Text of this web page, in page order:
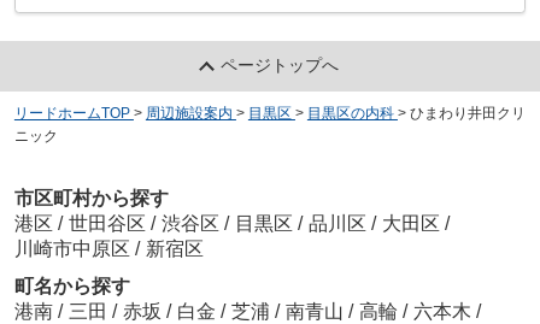
ページトップへ
リードホームTOP > 周辺施設案内 > 目黒区 > 目黒区の内科 > ひまわり井田クリ
ニック
市区町村から探す
港区 / 世田谷区 / 渋谷区 / 目黒区 / 品川区 / 大田区 /
川崎市中原区 / 新宿区
町名から探す
港南 / 三田 / 赤坂 / 白金 / 芝浦 / 南青山 / 高輪 / 六本木 /